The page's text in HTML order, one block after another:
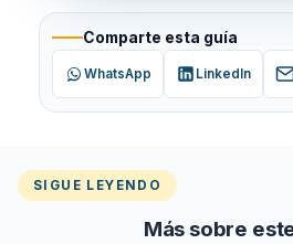
Comparte esta guía
WhatsApp LinkedIn
SIGUE LEYENDO
Más sobre